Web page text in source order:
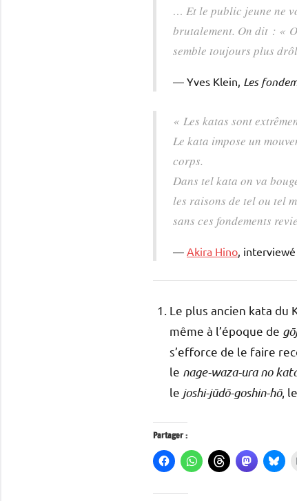
… Et le public jeune ne
brutalement. On dit : «
semble toujours plus
Yves Klein, Les
« Les katas sont
Le kata impose un
corps.
Dans tel kata on va
les raisons de tel ou tel
sans ces fondements
Akira Hino, interviewé
Le plus ancien kata du
même à l’époque de
s’efforce de le faire
le nage-waza-ura no
le joshi-jūdō-goshin-hō, le
Partager :